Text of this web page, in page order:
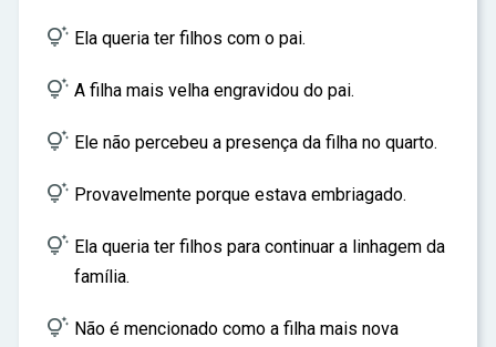
 Ela queria ter filhos com o pai.
 A filha mais velha engravidou do pai.
 Ele não percebeu a presença da filha no quarto.
 Provavelmente porque estava embriagado.
 Ela queria ter filhos para continuar a linhagem da
família.
 Não é mencionado como a filha mais nova